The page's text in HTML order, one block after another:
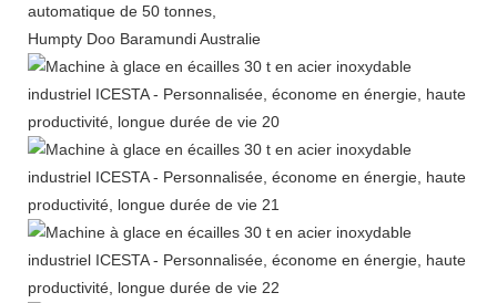
automatique de 50 tonnes,
Humpty Doo Baramundi Australie